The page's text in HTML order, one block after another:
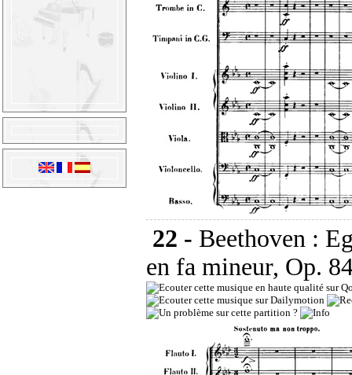
22 - Beethoven :
en fa mineur, Op.